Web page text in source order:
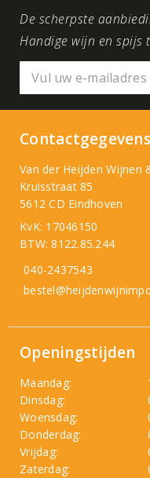
De scherpste
Handige wijn en spijs
Contactgegevens
Van der Heijden Wijnen
Kruisstraat 85
5612 CD Eindhoven
KvK: 17046150
BTW: 8122.85.244
040-2437543
Openingstijden
Maandag:
Dinsdag:
Woensdag:
Donderdag:
Vrijdag:
Zaterdag: